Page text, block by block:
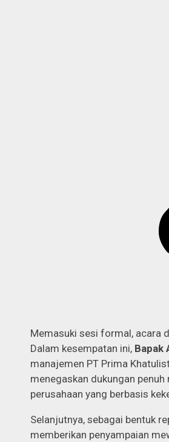
Memasuki sesi formal, acara
Dalam kesempatan ini, Bapak
manajemen PT Prima
menegaskan dukungan
perusahaan yang berbasis
Selanjutnya, sebagai bentuk
memberikan penyampaian